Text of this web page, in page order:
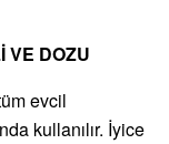
VE DOZU
evcil
kullanılır. İyice